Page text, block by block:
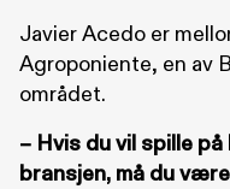
Javier Acedo er
Agroponiente, en av
området.
– Hvis du vil spille
bransjen, må du